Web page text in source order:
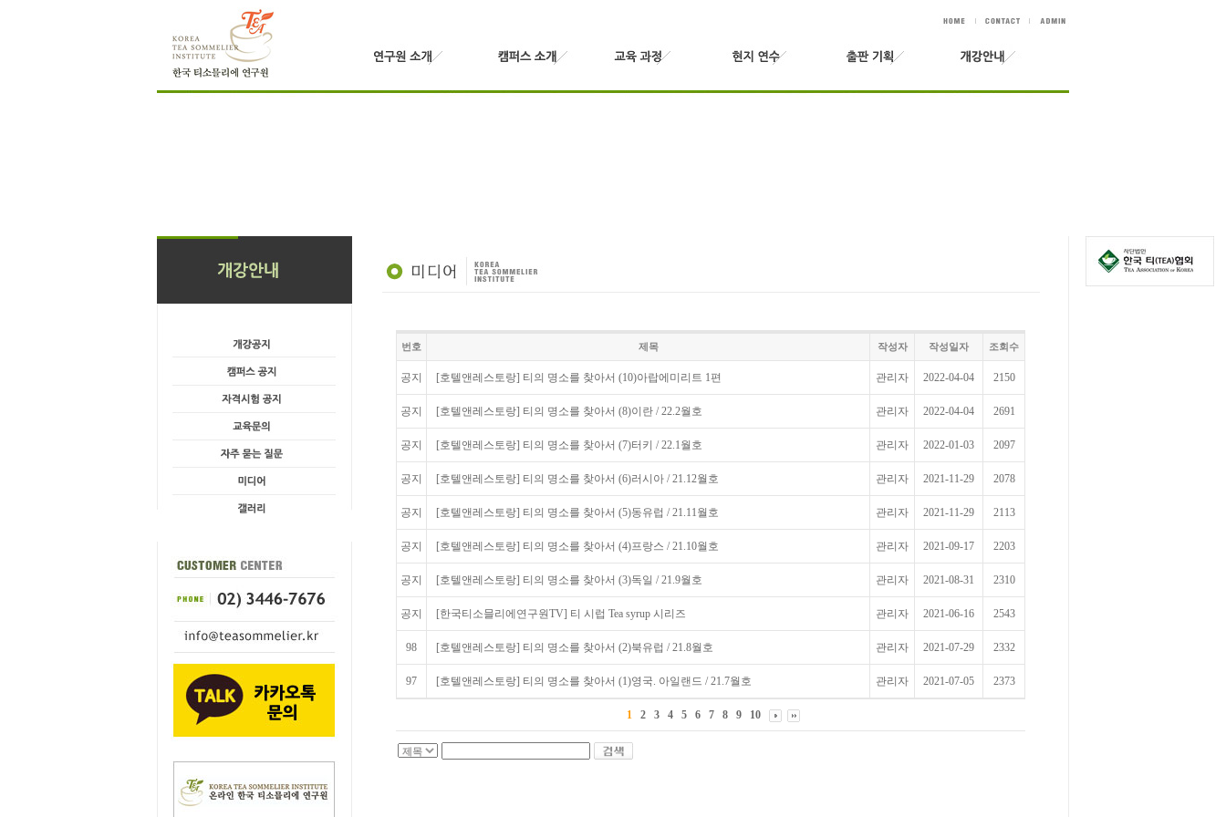
번호 제목 작성자 작성일자 조회수
공지 [호텔앤레스토랑] 티의 명소를 찾아서 (10)아랍에미리트 1편 관리자 2022-04-04 2150
공지 [호텔앤레스토랑] 티의 명소를 찾아서 (8)이란 / 22.2월호 관리자 2022-04-04 2691
공지 [호텔앤레스토랑] 티의 명소를 찾아서 (7)터키 / 22.1월호 관리자 2022-01-03 2097
공지 [호텔앤레스토랑] 티의 명소를 찾아서 (6)러시아 / 21.12월호 관리자 2021-11-29 2078
공지 [호텔앤레스토랑] 티의 명소를 찾아서 (5)동유럽 / 21.11월호 관리자 2021-11-29 2113
공지 [호텔앤레스토랑] 티의 명소를 찾아서 (4)프랑스 / 21.10월호 관리자 2021-09-17 2203
공지 [호텔앤레스토랑] 티의 명소를 찾아서 (3)독일 / 21.9월호 관리자 2021-08-31 2310
공지 [한국티소믈리에연구원TV] 티 시럽 Tea syrup 시리즈 관리자 2021-06-16 2543
98 [호텔앤레스토랑] 티의 명소를 찾아서 (2)북유럽 / 21.8월호 관리자 2021-07-29 2332
97 [호텔앤레스토랑] 티의 명소를 찾아서 (1)영국. 아일랜드 / 21.7월호 관리자 2021-07-05 2373
1 2 3 4 5 6 7 8 9 10